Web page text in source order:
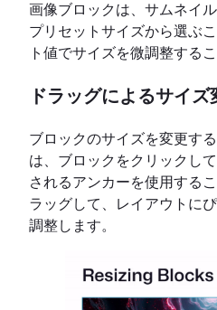
画像ブロックは、サムネイ
プリセットサイズから選ぶ
ト値でサイズを微調整する
ドラッグによるサイズ
ブロックのサイズを変更す
は、ブロックをクリックし
されるアンカーを使用する
ラッグして、レイアウトに
調整します。